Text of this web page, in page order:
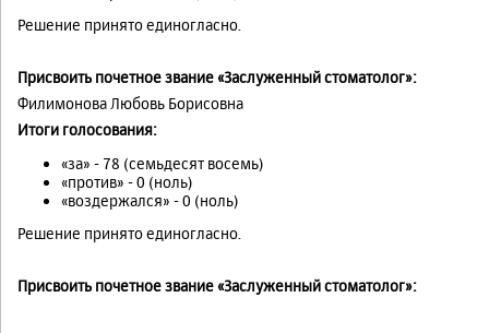
Решение принято единогласно.
Присвоить почетное звание «Заслуженный стоматолог»:
Филимонова Любовь Борисовна
Итоги голосования:
«за» - 78 (семьдесят восемь)
«против» - 0 (ноль)
«воздержался» - 0 (ноль)
Решение принято единогласно.
Присвоить почетное звание «Заслуженный стоматолог»: